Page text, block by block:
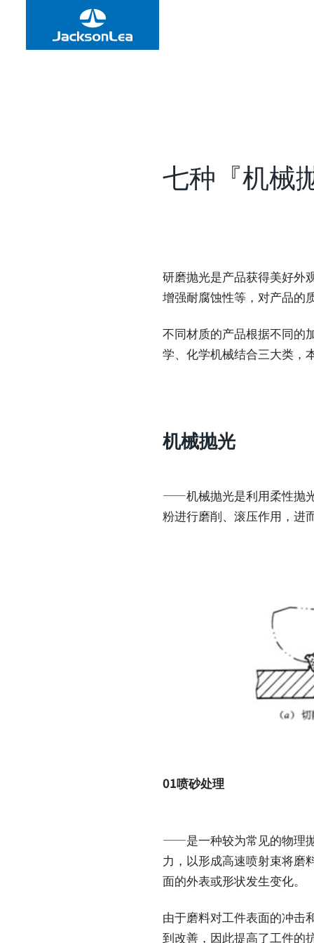
七种『机械
研磨抛光是产品获得美好外
增强耐腐蚀性等，对产品的
不同材质的产品根据不同的
学、化学机械结合三大类，
机械抛光
——机械抛光是利用柔性抛
粉进行磨削、滚压作用，进
01喷砂处理
——是一种较为常见的物理
力，以形成高速喷射束将磨
面的外表或形状发生变化。
由于磨料对工件表面的冲击
到改善，因此提高了工件的